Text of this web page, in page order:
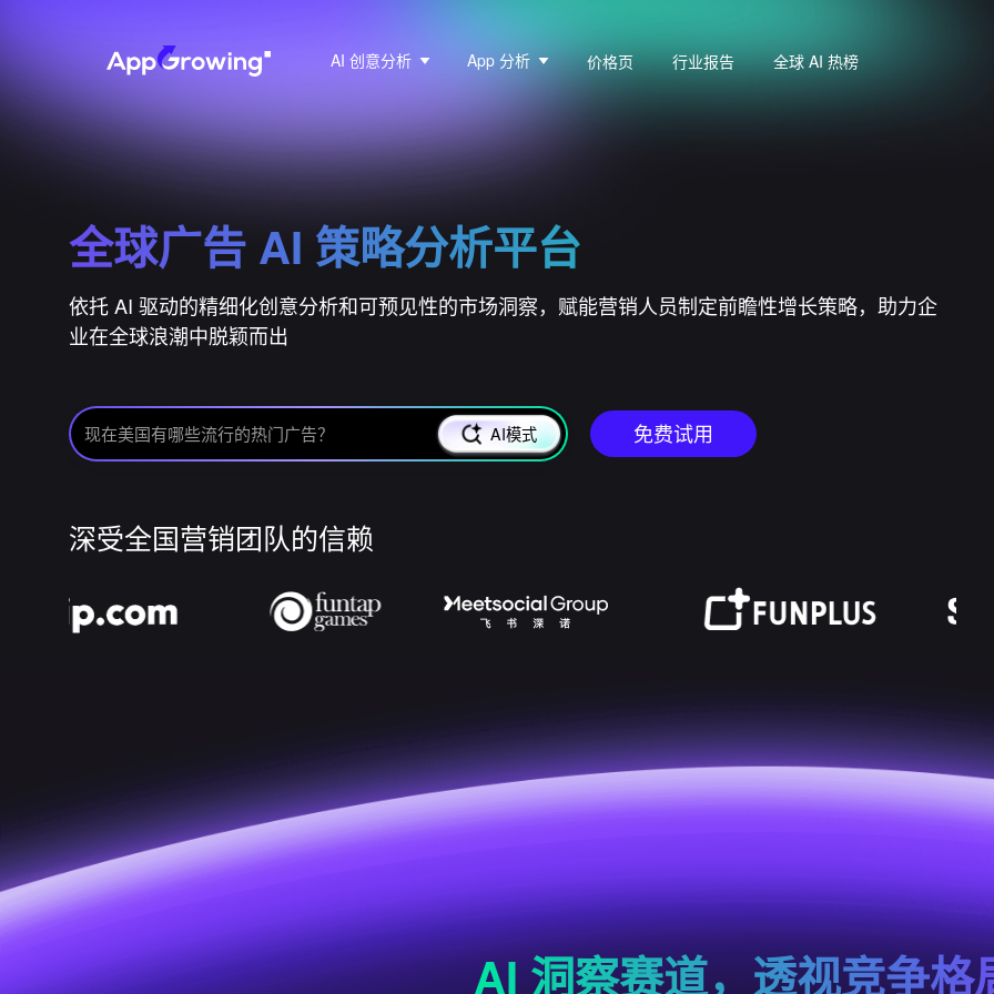
AI 创意分析 App 分析 价格页 行业报告 全球 AI 热榜
Know What, Know Why, Know How
全球广告 AI 策略分析平台
依托 AI 驱动的精细化创意分析和可预见性的市场洞察，赋能营销人员制定前瞻性增长策略，助力企
业在全球浪潮中脱颖而出
AI模式 免费试用
深受全国营销团队的信赖
AI 洞察赛道，透视竞争格